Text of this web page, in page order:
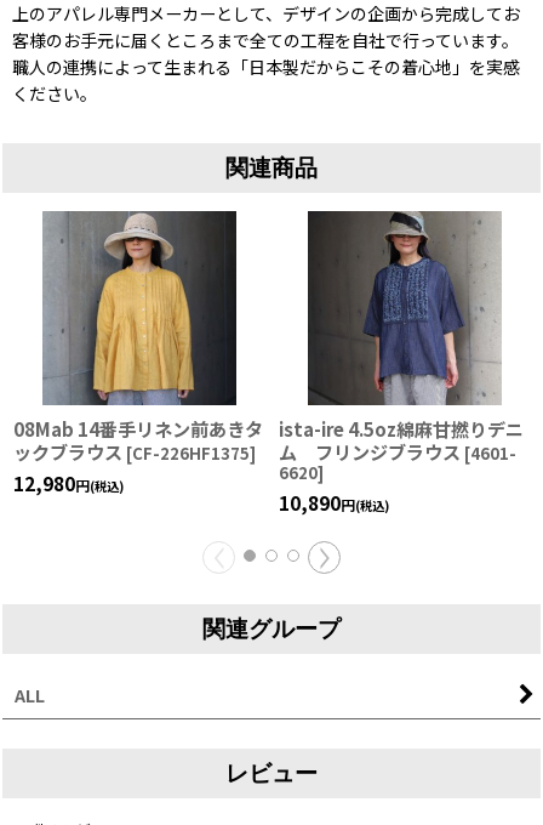
上のアパレル専門メーカーとして、デザインの企画から完成してお
客様のお手元に届くところまで全ての工程を自社で行っています。
職人の連携によって生まれる「日本製だからこその着心地」を実感
ください。
関連商品
08Mab 14番手リネン前あきタ
ックブラウス [CF-226HF1375]
12,980円(税込)
ista-ire 4.5oz綿麻甘撚りデニ
ム フリンジブラウス [4601-
6620]
10,890円(税込)
関連グループ
ALL
レビュー